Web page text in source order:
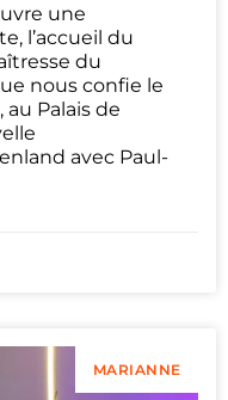
une
l’accueil du
du
nous confie le
Palais de
avec Paul-
MARIANNE